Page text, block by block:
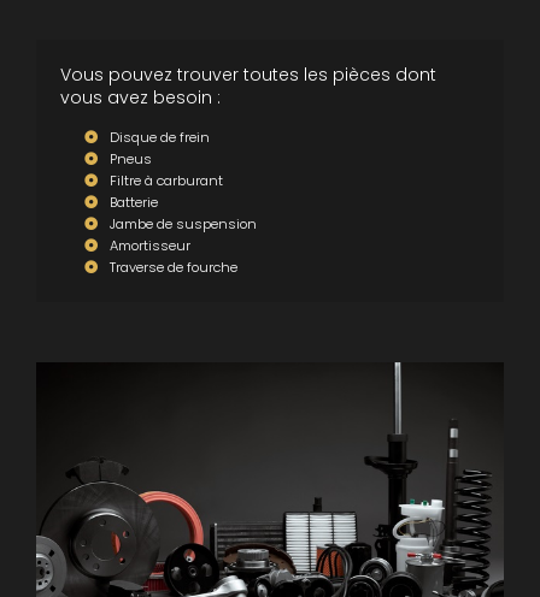
Vous pouvez trouver toutes les pièces dont
vous avez besoin :
Disque de frein
Pneus
Filtre à carburant
Batterie
Jambe de suspension
Amortisseur
Traverse de fourche